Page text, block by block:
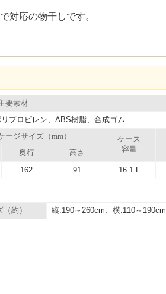
対応の物干しです。
要素材
プロピレン、ABS樹脂、合成ゴム
ージサイズ（mm）
ケース
容量
奥行 高さ
162 91 16.1 L
約） 縦:190～260cm、横:110～190cm